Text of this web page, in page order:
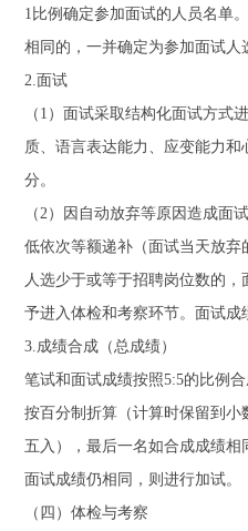
1比例确定参加面试的人员名单
相同的，一并确定为参加面试人
2.面试
（1）面试采取结构化面试方式
质、语言表达能力、应变能力
分。
（2）因自动放弃等原因造成面
低依次等额递补（面试当天放
人选少于或等于招聘岗位数的
予进入体检和考察环节。面试成
3.成绩合成（总成绩）
笔试和面试成绩按照5:5的比例
按百分制折算（计算时保留到
五入），最后一名如合成成绩
面试成绩仍相同，则进行加试。
（四）体检与考察